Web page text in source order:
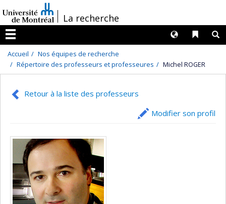
au
contenu
/La recherche
Menu
Liens
Langues
Accueil
Nos équipes de recherche
Répertoire des professeurs et professeures
Michel ROGER
Retour à la liste des professeurs
Modifier son profil